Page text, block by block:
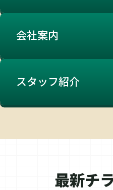
会社案内
スタッフ紹介
最新チ